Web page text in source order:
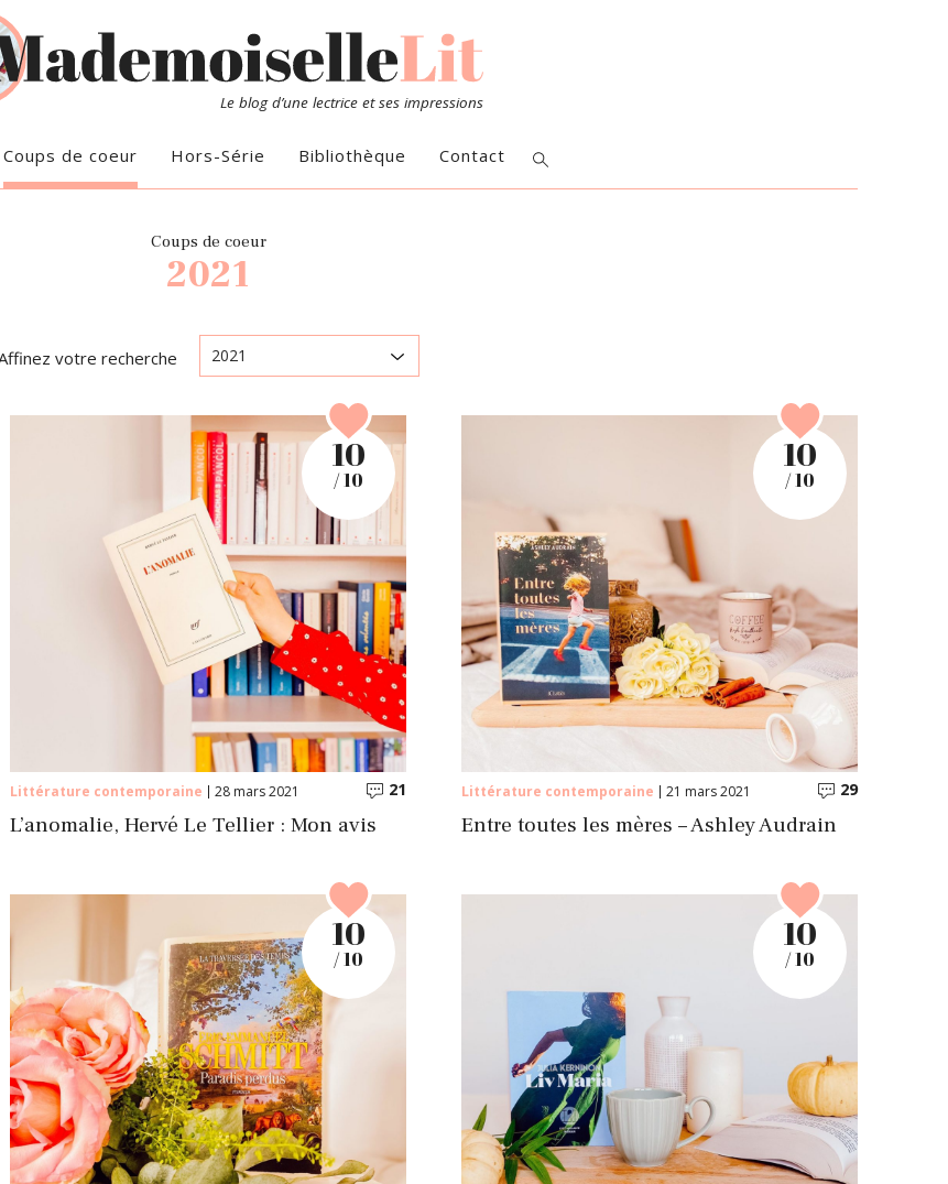
Le blog d’une lectrice et ses impressions
Coups de coeur Hors-Série Bibliothèque Contact
Coups de coeur
2021
votre recherche
Littérature contemporaine 28 mars 2021 21 Commentaires
L’anomalie, Hervé Le Tellier : Mon avis
10
/ 10
Littérature contemporaine 21 mars 2021 29
Entre toutes les mères – Ashley Audrain
10
/ 10
10
/ 10
10
/ 10